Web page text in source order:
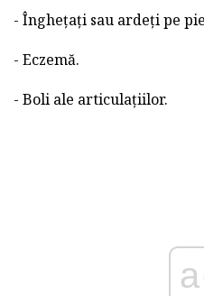
- Înghețați sau ardeți pe
- Eczemă.
- Boli ale articulațiilor.